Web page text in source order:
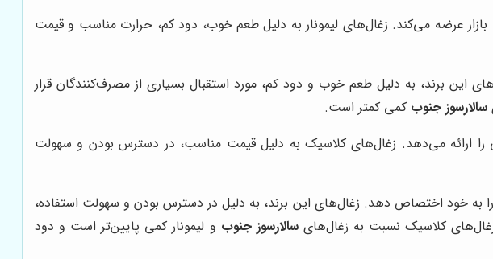
بازار عرضه می‌کند. زغال‌های لیمونار به دلیل طعم خوب، دود کم، حرارت مناسب و قیمت
این برند، به دلیل طعم خوب و دود کم، مورد استقبال بسیاری از مصرف‌کنندگان قرار
سالارسوز جنوب کمی کمتر است.
ارائه می‌دهد. زغال‌های کلاسیک به دلیل قیمت مناسب، در دسترس بودن و سهولت
به خود اختصاص دهد. زغال‌های این برند، به دلیل در دسترس بودن و سهولت استفاده،
زغال‌های کلاسیک نسبت به زغال‌هایسالارسوز جنوب و لیمونار کمی پایین‌تر است و دود